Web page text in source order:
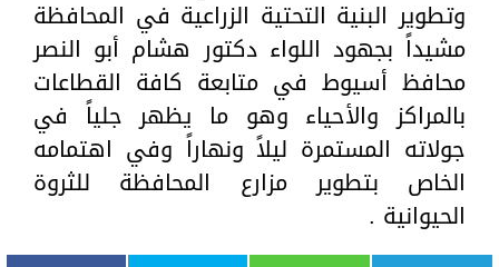
وتطوير البنية التحتية الزراعية في المحافظة
مشيداً بجهود اللواء دكتور هشام أبو النصر
محافظ أسيوط في متابعة كافة القطاعات
بالمراكز والأحياء وهو ما يظهر جلياً في
جولاته المستمرة ليلاً ونهاراً وفي اهتمامه
الخاص بتطوير مزارع المحافظة للثروة
الحيوانية .